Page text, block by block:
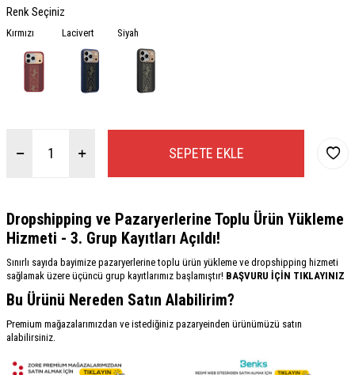
Renk Seçiniz
Kırmızı Lacivert Siyah
SEPETE EKLE
Dropshipping ve Pazaryerlerine Toplu Ürün Yükleme
Hizmeti - 3. Grup Kayıtları Açıldı!
Sınırlı sayıda bayimize pazaryerlerine toplu ürün yükleme ve dropshipping hizmeti
sağlamak üzere üçüncü grup kayıtlarımız başlamıştır! BAŞVURU İÇİN TIKLAYINIZ
Bu Ürünü Nereden Satın Alabilirim?
Premium mağazalarımızdan ve istediğiniz pazaryeinden ürünümüzü satın
alabilirsiniz.